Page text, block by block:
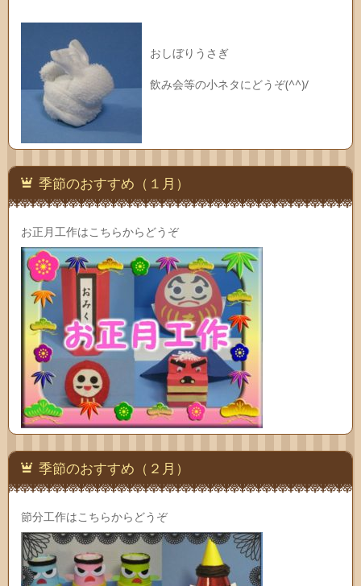
おしぼりうさぎ
飲み会等の小ネタにどうぞ(^^)/
季節のおすすめ（１月）
お正月工作はこちらからどうぞ
季節のおすすめ（２月）
節分工作はこちらからどうぞ